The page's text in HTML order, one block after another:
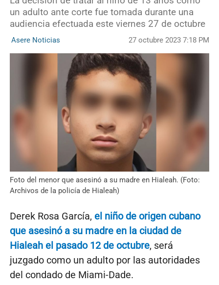
un adulto ante corte fue tomada durante una
audiencia efectuada este viernes 27 de octubre
Asere Noticias 27 octubre 2023 7:18 PM
Foto del menor que asesinó a su madre en Hialeah. (Foto:
Archivos de la policía de Hialeah)
Derek Rosa García, el niño de origen cubano
que asesinó a su madre en la ciudad de
Hialeah el pasado 12 de octubre, será
juzgado como un adulto por las autoridades
del condado de Miami-Dade.